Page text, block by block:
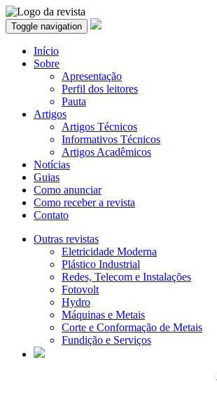
Toggle navigation
Início
Sobre
Apresentação
Perfil dos leitores
Pauta
Artigos
Artigos Técnicos
Informativos Técnicos
Artigos Acadêmicos
Notícias
Guias
Como anunciar
Como receber a revista
Contato
Outras revistas
Eletricidade Moderna
Plástico Industrial
Redes, Telecom e Instalações
Fotovolt
Hydro
Máquinas e Metais
Corte e Conformação de Metais
Fundição e Serviços